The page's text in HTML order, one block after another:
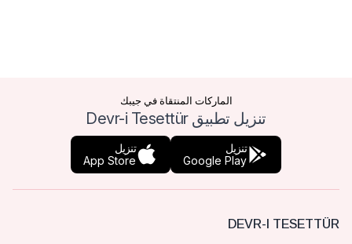
الماركات المنتقاة في جيبك
تنزيل تطبيق Devr-i Tesettür
تنزيل
Google Play
تنزيل
App Store
DEVR-I TESETTÜR